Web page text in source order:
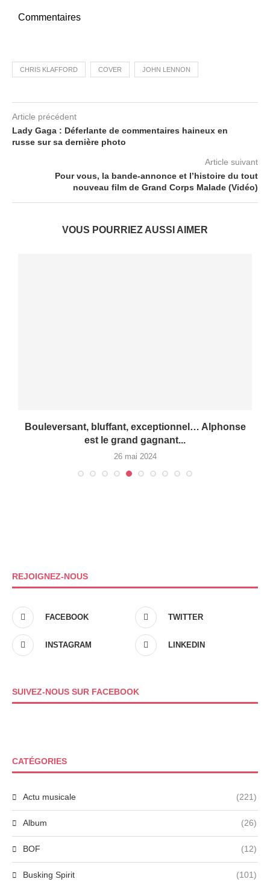
Commentaires
CHRIS KLAFFORD COVER JOHN LENNON
Article précédent
Lady Gaga : Déferlante de commentaires haineux en
russe sur sa dernière photo
Article suivant
Pour vous, la bande-annonce et l’histoire du tout
nouveau film de Grand Corps Malade (Vidéo)
VOUS POURRIEZ AUSSI AIMER
Bouleversant, bluffant, exceptionnel… Alphonse
est le grand gagnant...
26 mai 2024
REJOIGNEZ-NOUS
FACEBOOK TWITTER
INSTAGRAM LINKEDIN
SUIVEZ-NOUS SUR FACEBOOK
CATÉGORIES
Actu musicale (221)
Album (26)
BOF (12)
Busking Spirit (101)